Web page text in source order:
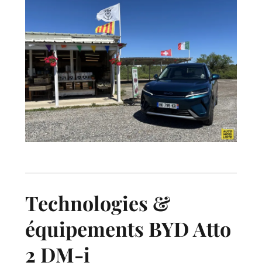
Technologies &
équipements BYD Atto
2 DM-i